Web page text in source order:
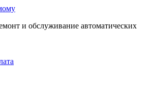
и обслуживание автоматических